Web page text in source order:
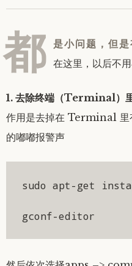
都 是小问题，但
在这里，以后不
1. 去除终端（Terminal）
作用是去掉在 Terminal 里
的嘟嘟报警声
sudo apt-get
gconf-editor